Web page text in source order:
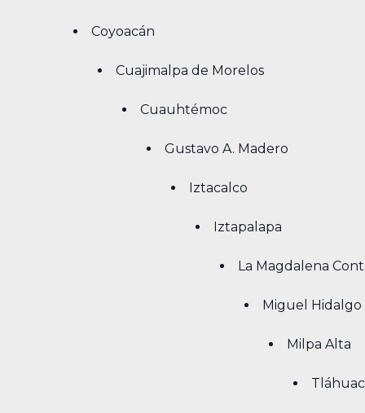
Coyoacán
Cuajimalpa de Morelos
Cuauhtémoc
Gustavo A. Madero
Iztacalco
Iztapalapa
La Magdalena
Miguel Hidalgo
Milpa Alta
Tláhuac